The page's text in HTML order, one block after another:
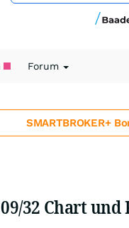
Forum
SMARTBROKER+
32 Chart und